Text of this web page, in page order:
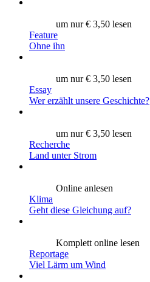
um nur € 3,50 lesen
Feature
Ohne ihn
um nur € 3,50 lesen
Essay
Wer erzählt unsere Geschichte?
um nur € 3,50 lesen
Recherche
Land unter Strom
Online anlesen
Klima
Geht diese Gleichung auf?
Komplett online lesen
Reportage
Viel Lärm um Wind